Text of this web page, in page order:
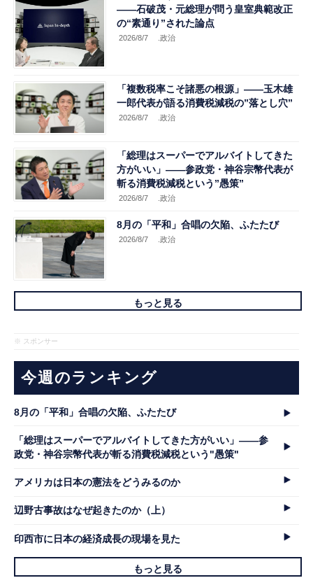
――石破茂・元総理が問う皇室典範改正
の“素通り”された論点
2026/8/7 .政治
「複数税率こそ諸悪の根源」――玉木雄
一郎代表が語る消費税減税の”落とし穴”
2026/8/7 .政治
「総理はスーパーでアルバイトしてきた
方がいい」――参政党・神谷宗幣代表が
斬る消費税減税という”愚策”
2026/8/7 .政治
8月の「平和」合唱の欠陥、ふたたび
2026/8/7 .政治
もっと見る
※ スポンサー
今週のランキング
8月の「平和」合唱の欠陥、ふたたび
「総理はスーパーでアルバイトしてきた方がいい」――参
政党・神谷宗幣代表が斬る消費税減税という"愚策"
アメリカは日本の憲法をどうみるのか
辺野古事故はなぜ起きたのか（上）
印西市に日本の経済成長の現場を見た
もっと見る